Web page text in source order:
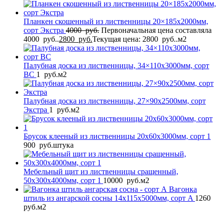
Планкен скошенный из лиственницы 20×185x2000мм,
сорт Экстра 4000руб. Первоначальная цена составляла
4000 руб..2800 руб.Текущая цена: 2800 руб..м2
Палубная доска из лиственницы, 34×110x3000мм, сорт
BC 1 руб.м2
Палубная доска из лиственницы, 27×90x2500мм, сорт
Экстра 1 руб.м2
Брусок клееный из лиственницы 20x60x3000мм, сорт 1
900 руб.штука
Мебельный щит из лиственницы сращенный,
50x300x4000мм, сорт 1 10000 руб.м2
Вагонка
штиль из ангарской сосны 14x115x5000мм, сорт A 1260
руб.м2